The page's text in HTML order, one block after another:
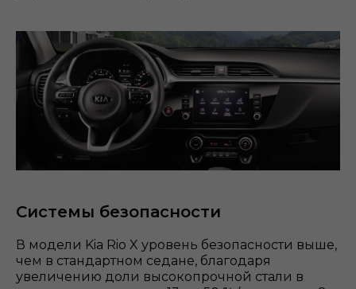
Системы безопасности
В модели Kia Rio X уровень безопасности выше,
чем в стандартном седане, благодаря
увеличению доли высокопрочной стали в